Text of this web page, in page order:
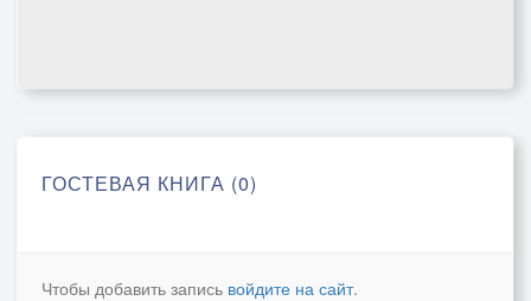
ГОСТЕВАЯ КНИГА (0)
Чтобы добавить запись войдите на сайт.